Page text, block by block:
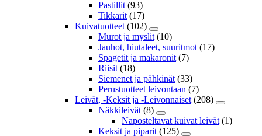
Pastillit (93)
Tikkarit (17)
Kuivatuotteet (102)
Murot ja myslit (10)
Jauhot, hiutaleet, suuritmot (17)
Spagetit ja makaronit (7)
Riisit (18)
Siemenet ja pähkinät (33)
Perustuotteet leivontaan (7)
Leivät, -Keksit ja -Leivonnaiset (208)
Näkkileivät (8)
Naposteltavat kuivat leivät (1)
Keksit ja piparit (125)